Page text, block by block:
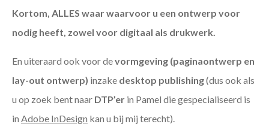
Kortom, ALLES waar waarvoor u een ontwerp voor
nodig heeft, zowel voor digitaal als drukwerk.
En uiteraard ook voor devormgeving (paginaontwerp en
lay-out ontwerp) inzake desktop publishing(dus ook als
u op zoek bent naar DTP’er in Pamel die gespecialiseerd is
in Adobe InDesign kan u bij mij terecht).